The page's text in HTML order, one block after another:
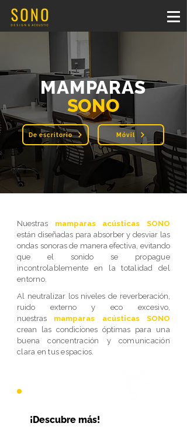
MAMPARAS
SONO
De escritorio Móvil
Nuestras mamparas acústicas SONO
están diseñadas para absorber y desviar las
ondas sonoras de manera efectiva, evitando
que el sonido se propague
incontrolablemente en la totalidad del
entorno.
Al neutralizar los niveles de reverberación,
ruido externo y eco excesivo,
nuestras mamparas acústicas SONO
crean las condiciones óptimas para una
buena concentración y comunicación
clara en tus espacios.
¡Descubre más!